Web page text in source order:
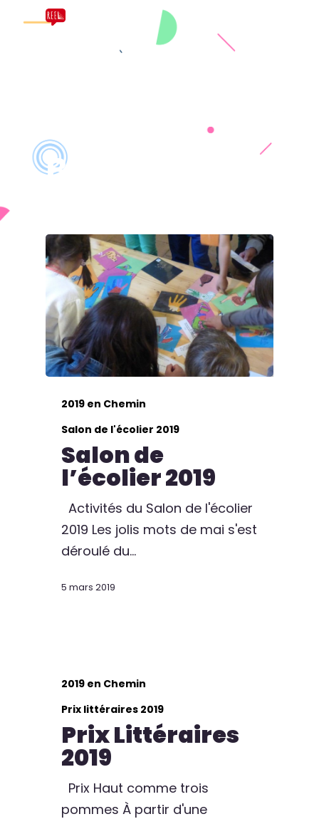
BRUYEZ
2019 en Chemin
Salon de l'écolier 2019
Salon de
l’écolier 2019
Activités du Salon de l'écolier
2019 Les jolis mots de mai s'est
déroulé du…
5 mars 2019
2019 en Chemin
Prix littéraires 2019
Prix Littéraires
2019
Prix Haut comme trois
pommes À partir d'une